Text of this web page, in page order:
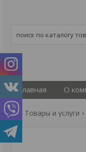
Главная О
Товары и услуги